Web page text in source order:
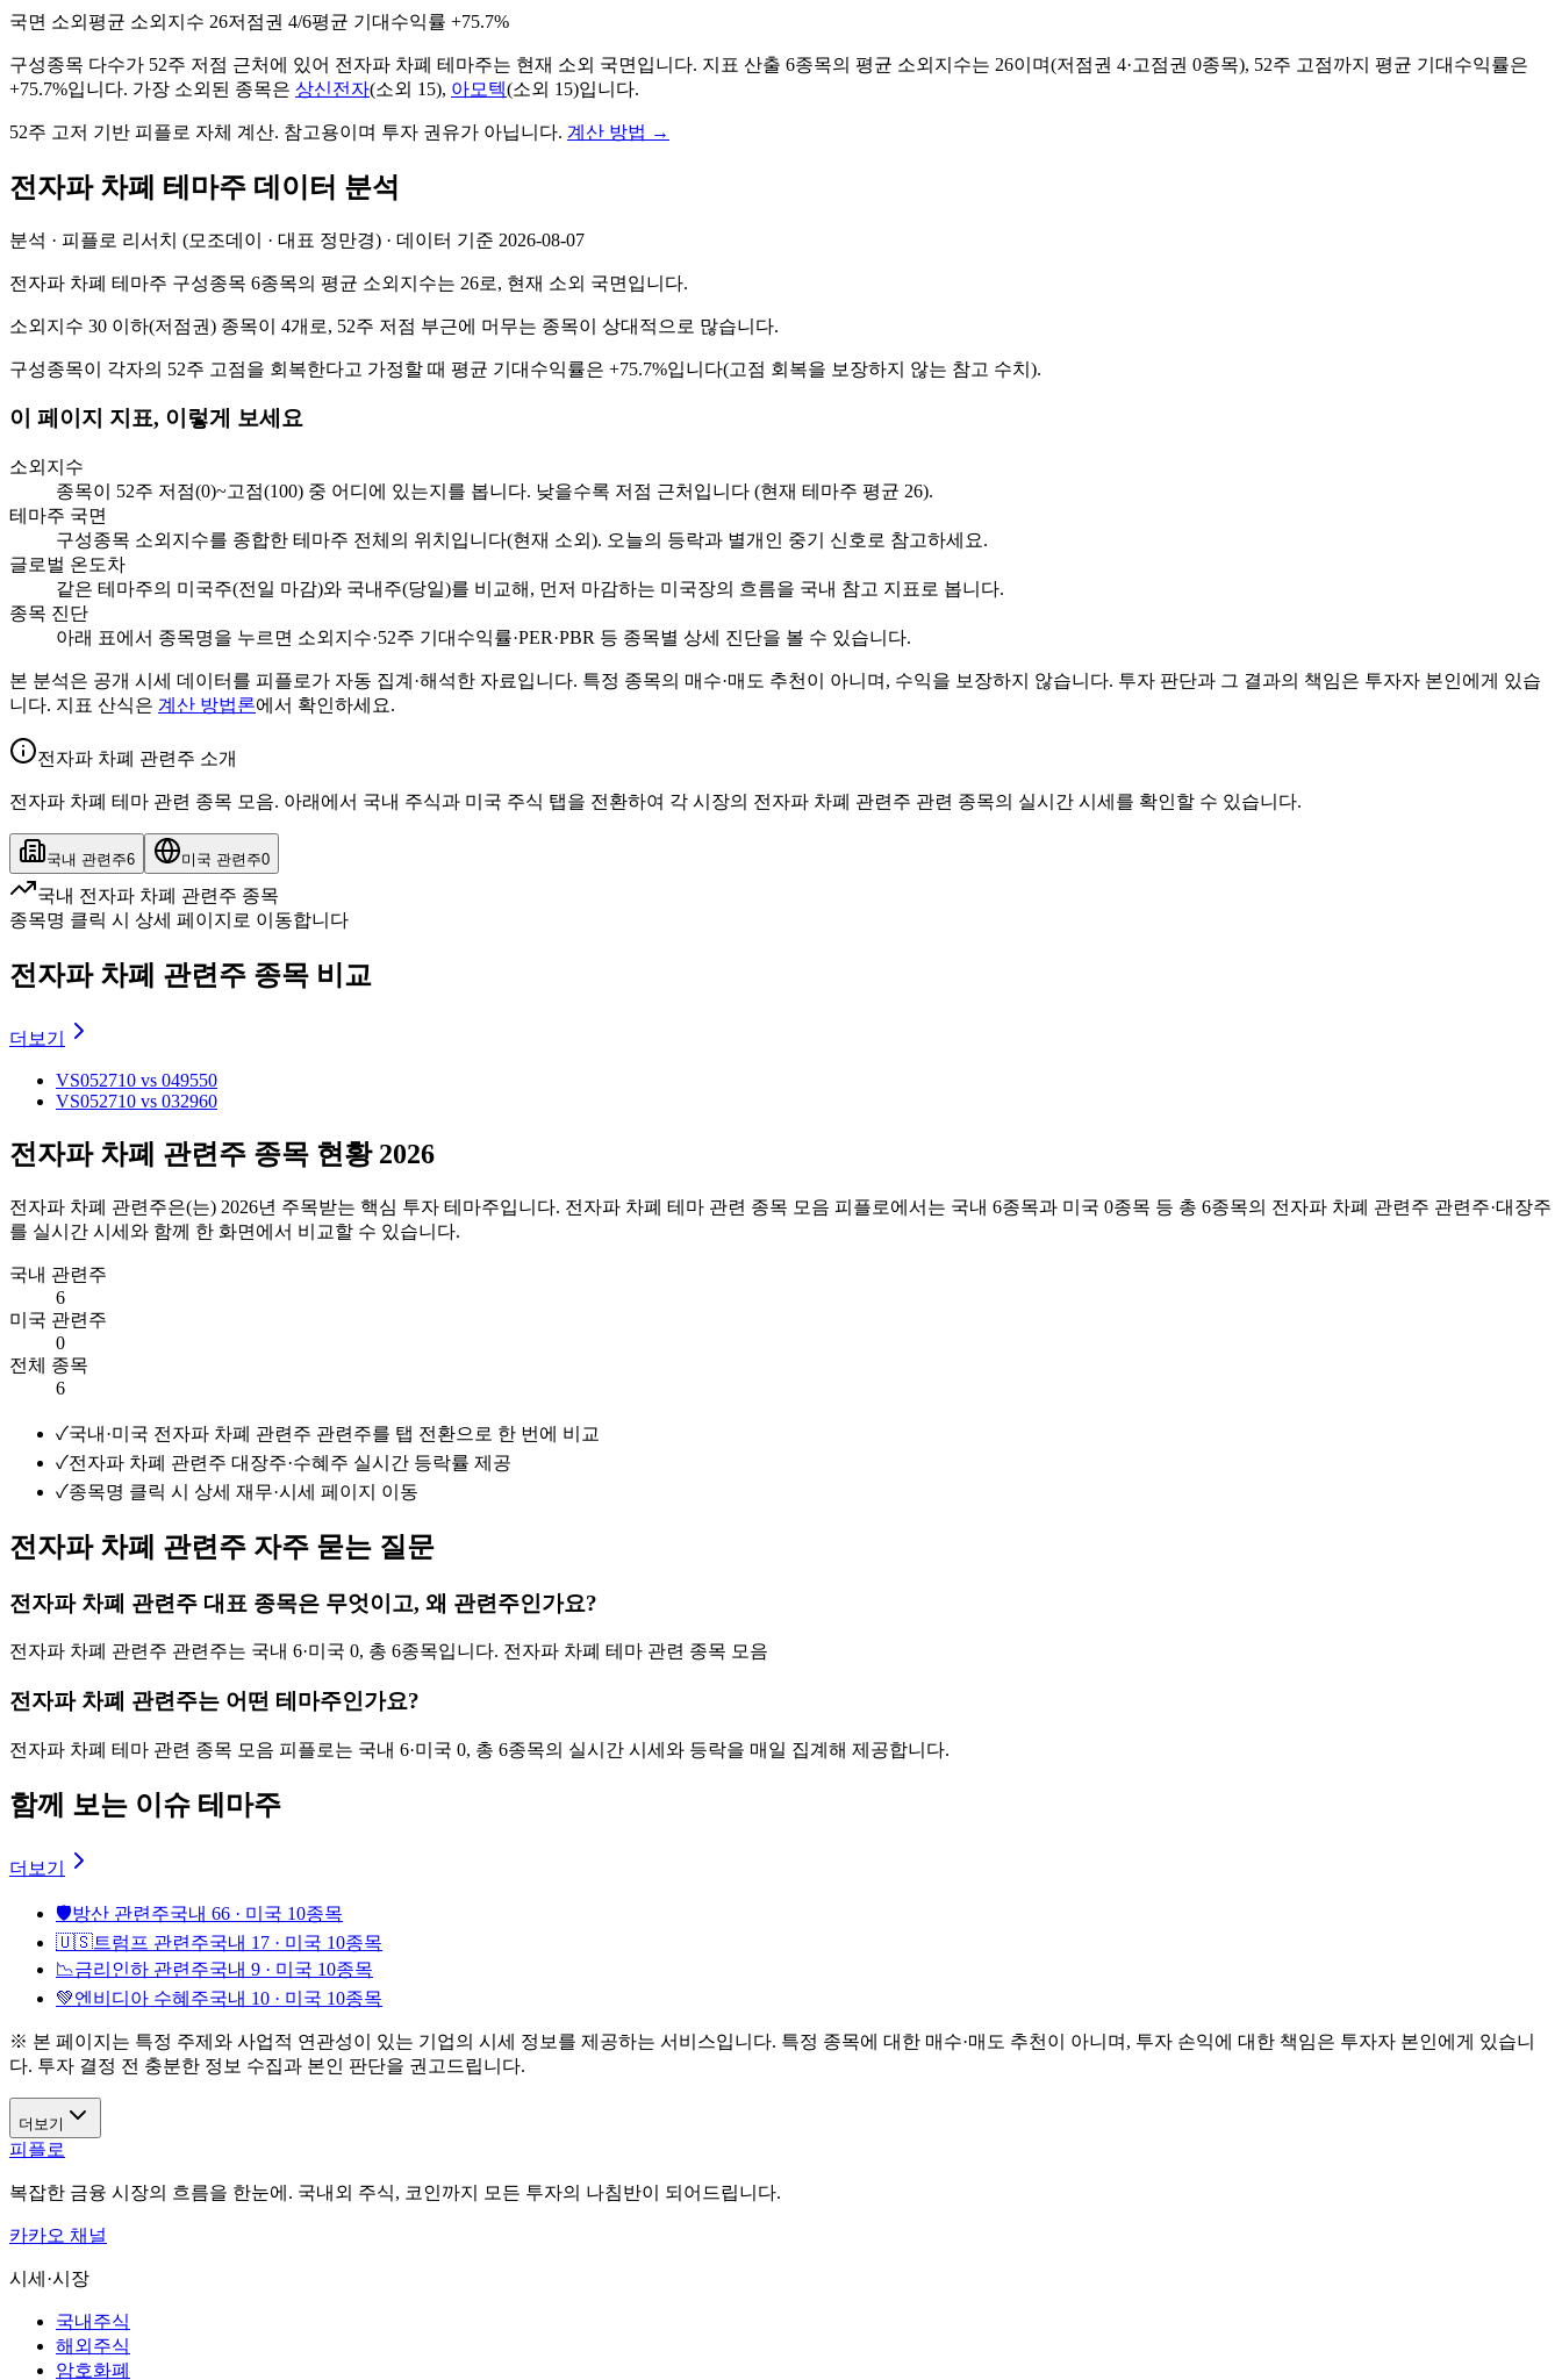
국면 소외 평균 소외지수 26저점권 4/6평균 기대수익률 +75.7%
구성종목 다수가 52주 저점 근처에 있어 전자파 차폐 테마주는 현재 소외 국면입니다. 지표 산출 6종목의 평균 소외지수는 26이며(저점권 4·고점권 0종목), 52주 고점까지 평균 기대수익률은
+75.7%입니다. 가장 소외된 종목은 상신전자(소외 15), 아모텍(소외 15)입니다.
52주 고저 기반 피플로 자체 계산. 참고용이며 투자 권유가 아닙니다. 계산 방법 →
전자파 차폐 테마주 데이터 분석
분석 · 피플로 리서치 (모조데이 · 대표 정만경) · 데이터 기준 2026-08-07
전자파 차폐 테마주 구성종목 6종목의 평균 소외지수는 26로, 현재 소외 국면입니다.
소외지수 30 이하(저점권) 종목이 4개로, 52주 저점 부근에 머무는 종목이 상대적으로 많습니다.
구성종목이 각자의 52주 고점을 회복한다고 가정할 때 평균 기대수익률은 +75.7%입니다(고점 회복을 보장하지 않는 참고 수치).
이 페이지 지표, 이렇게 보세요
소외지수
종목이 52주 저점(0)~고점(100) 중 어디에 있는지를 봅니다. 낮을수록 저점 근처입니다 (현재 테마주 평균 26).
테마주 국면
구성종목 소외지수를 종합한 테마주 전체의 위치입니다(현재 소외). 오늘의 등락과 별개인 중기 신호로 참고하세요.
글로벌 온도차
같은 테마주의 미국주(전일 마감)와 국내주(당일)를 비교해, 먼저 마감하는 미국장의 흐름을 국내 참고 지표로 봅니다.
종목 진단
아래 표에서 종목명을 누르면 소외지수·52주 기대수익률·PER·PBR 등 종목별 상세 진단을 볼 수 있습니다.
본 분석은 공개 시세 데이터를 피플로가 자동 집계·해석한 자료입니다. 특정 종목의 매수·매도 추천이 아니며, 수익을 보장하지 않습니다. 투자 판단과 그 결과의 책임은 투자자 본인에게 있습
니다. 지표 산식은 계산 방법론에서 확인하세요.
전자파 차폐 관련주 소개
전자파 차폐 테마 관련 종목 모음. 아래에서 국내 주식과 미국 주식 탭을 전환하여 각 시장의 전자파 차폐 관련주 관련 종목의 실시간 시세를 확인할 수 있습니다.
국내 관련주6 미국 관련주0
국내 전자파 차폐 관련주 종목
종목명 클릭 시 상세 페이지로 이동합니다
전자파 차폐 관련주 종목 비교
더보기
VS052710 vs 049550
VS052710 vs 032960
전자파 차폐 관련주 종목 현황 2026
전자파 차폐 관련주은(는) 2026년 주목받는 핵심 투자 테마주입니다. 전자파 차폐 테마 관련 종목 모음 피플로에서는 국내 6종목과 미국 0종목 등 총 6종목의 전자파 차폐 관련주 관련주·대장주
를 실시간 시세와 함께 한 화면에서 비교할 수 있습니다.
국내 관련주
6
미국 관련주
0
전체 종목
6
✓국내·미국 전자파 차폐 관련주 관련주를 탭 전환으로 한 번에 비교
✓전자파 차폐 관련주 대장주·수혜주 실시간 등락률 제공
✓종목명 클릭 시 상세 재무·시세 페이지 이동
전자파 차폐 관련주 자주 묻는 질문
전자파 차폐 관련주 대표 종목은 무엇이고, 왜 관련주인가요?
전자파 차폐 관련주 관련주는 국내 6·미국 0, 총 6종목입니다. 전자파 차폐 테마 관련 종목 모음
전자파 차폐 관련주는 어떤 테마주인가요?
전자파 차폐 테마 관련 종목 모음 피플로는 국내 6·미국 0, 총 6종목의 실시간 시세와 등락을 매일 집계해 제공합니다.
함께 보는 이슈 테마주
더보기
🛡️방산 관련주국내 66 · 미국 10종목
🇺🇸트럼프 관련주국내 17 · 미국 10종목
📉금리인하 관련주국내 9 · 미국 10종목
💚엔비디아 수혜주국내 10 · 미국 10종목
※ 본 페이지는 특정 주제와 사업적 연관성이 있는 기업의 시세 정보를 제공하는 서비스입니다. 특정 종목에 대한 매수·매도 추천이 아니며, 투자 손익에 대한 책임은 투자자 본인에게 있습니
다. 투자 결정 전 충분한 정보 수집과 본인 판단을 권고드립니다.
더보기
피플로
복잡한 금융 시장의 흐름을 한눈에. 국내외 주식, 코인까지 모든 투자의 나침반이 되어드립니다.
카카오 채널
시세·시장
국내주식
해외주식
암호화폐